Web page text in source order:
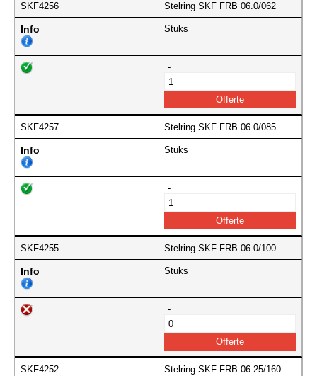
SKF4256 Stelring SKF FRB 06.0/062
Info Stuks
-
SKF4257 Stelring SKF FRB 06.0/085
Info Stuks
-
SKF4255 Stelring SKF FRB 06.0/100
Info Stuks
-
SKF4252 Stelring SKF FRB 06.25/160